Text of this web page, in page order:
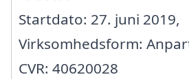
Startdato: 27. juni 2019,
Virksomhedsform:
CVR: 40620028